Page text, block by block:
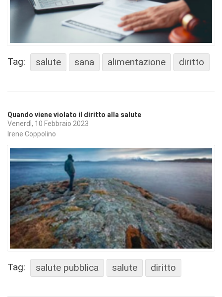
Tag: salute sana alimentazione diritto
Quando viene violato il diritto alla salute
Venerdì, 10 Febbraio 2023
Irene Coppolino
Tag: salute pubblica salute diritto